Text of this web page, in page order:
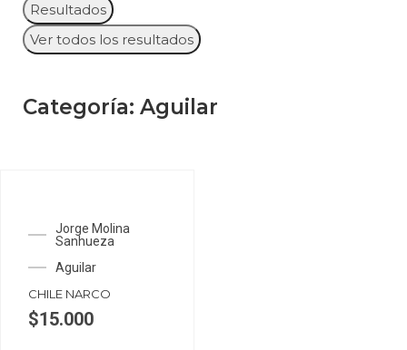
Resultados
Ver todos los resultados
Categoría: Aguilar
Jorge Molina
Sanhueza
Aguilar
CHILE NARCO
$15.000